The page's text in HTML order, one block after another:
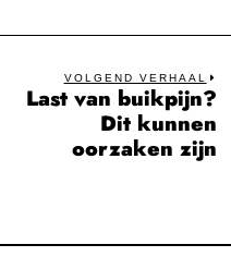
VOLGEND VERHAAL
Last van buikpijn?
Dit kunnen
oorzaken zijn